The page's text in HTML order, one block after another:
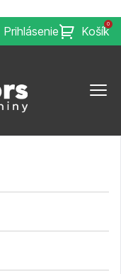
Prihlásenie
0
Košík